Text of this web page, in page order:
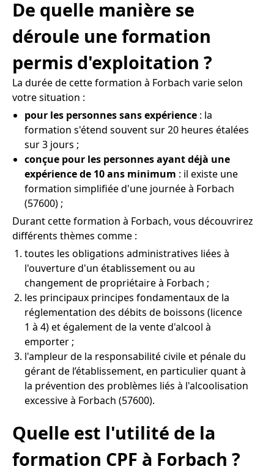
De quelle manière se
déroule une formation
permis d'exploitation ?
La durée de cette formation à Forbach varie selon
votre situation :
pour les personnes sans expérience : la
formation s'étend souvent sur 20 heures étalées
sur 3 jours ;
conçue pour les personnes ayant déjà une
expérience de 10 ans minimum : il existe une
formation simplifiée d'une journée à Forbach
(57600) ;
Durant cette formation à Forbach, vous découvrirez
différents thèmes comme :
toutes les obligations administratives liées à
l'ouverture d'un établissement ou au
changement de propriétaire à Forbach ;
les principaux principes fondamentaux de la
réglementation des débits de boissons (licence
1 à 4) et également de la vente d'alcool à
emporter ;
l'ampleur de la responsabilité civile et pénale du
gérant de l’établissement, en particulier quant à
la prévention des problèmes liés à l'alcoolisation
excessive à Forbach (57600).
Quelle est l'utilité de la
formation CPF à Forbach ?